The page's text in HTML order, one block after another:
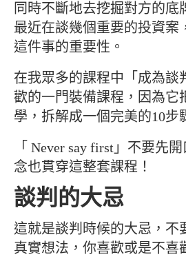
同時不斷地去挖掘對方的底
最近在談幾個重要的投資案
這件事的重要性。
在我眾多的課程中「成為談
歡的一門裝備課程，因為它
學，拆解成一個完美的10步
「 Never say first」不要先
念也貫穿這整套課程！
談判的大忌
這就是談判時候的大忌，不
真實想法，你喜歡或是不喜